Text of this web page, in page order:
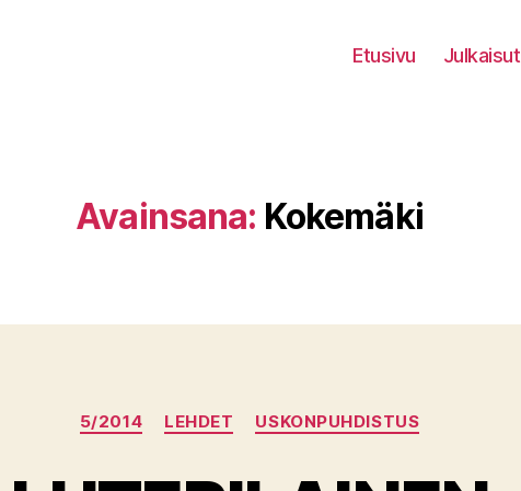
Etusivu Julkaisut
Avainsana: Kokemäki
Kategoriat
5/2014 LEHDET USKONPUHDISTUS